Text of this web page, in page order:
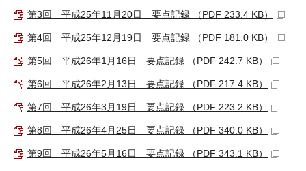
第3回 平成25年11月20日 要点記録 （PDF 233.4 KB）
第4回 平成25年12月19日 要点記録 （PDF 181.0 KB）
第5回 平成26年1月16日 要点記録 （PDF 242.7 KB）
第6回 平成26年2月13日 要点記録 （PDF 217.4 KB）
第7回 平成26年3月19日 要点記録 （PDF 223.2 KB）
第8回 平成26年4月25日 要点記録 （PDF 340.0 KB）
第9回 平成26年5月16日 要点記録 （PDF 343.1 KB）